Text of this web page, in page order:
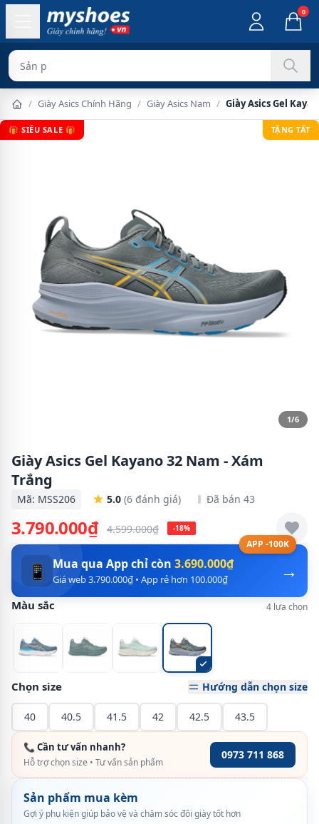
0
Sản phẩm chính hã
/ Giày Asics Chính Hãng / Giày Asics Nam / Giày Asics Gel
🎁 SIÊU SALE 🎁 TẶNG TẤT
1/6
Giày Asics Gel Kayano 32 Nam - Xám
Trắng
Mã: MSS206 5.0 (6 đánh giá) Đã bán 43
3.790.000₫ 4.599.000₫ -18%
APP -100K
→
📱 Mua qua App chỉ còn 3.690.000₫
Giá web 3.790.000₫ • App rẻ hơn 100.000₫
Màu sắc 4 lựa chọn
Chọn size Hướng dẫn chọn size
40 40.5 41.5 42 42.5 43.5
📞 Cần tư vấn nhanh?
Hỗ trợ chọn size • Tư vấn sản phẩm
0973 711 868
Sản phẩm mua kèm
Gợi ý phụ kiện giúp bảo vệ và chăm sóc đôi giày tốt hơn